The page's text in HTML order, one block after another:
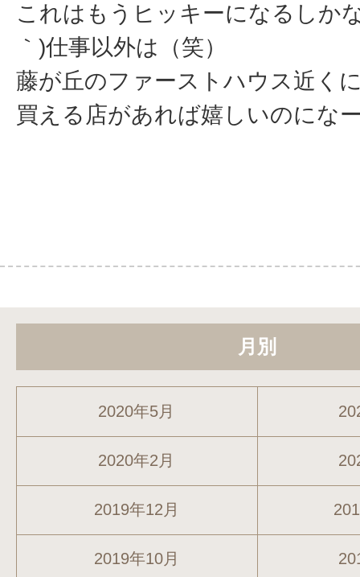
これはもうヒッキーになるしか
｀)仕事以外は（笑）
藤が丘のファーストハウス近く
買える店があれば嬉しいのにな
月別
2020年5月
2020年2月
2019年12月
2019年10月